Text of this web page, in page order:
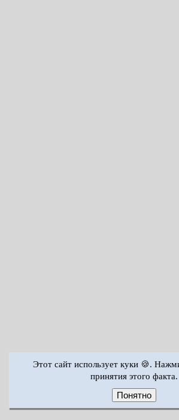
Этот сайт использует куки 🍪.
принятия этого факта.
Понятно